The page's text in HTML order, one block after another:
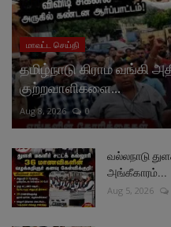
மாவட்ட செய்தி
தமிழ்நாடு கிராம வங்கி
குற்றவாளிகளை...
Aug 8, 2026 0
வல்லநாடு
அங்கீகாரம்...
Aug 5, 2026